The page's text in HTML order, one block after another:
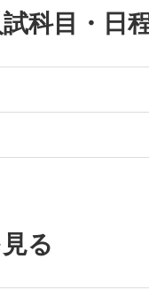
科目・日
る